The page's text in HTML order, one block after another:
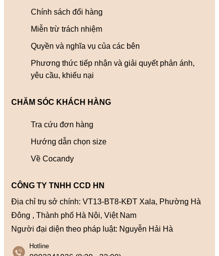
Chính sách đổi hàng
Miễn trừ trách nhiệm
Quyền và nghĩa vụ của các bên
Phương thức tiếp nhận và giải quyết phản ánh,
yêu cầu, khiếu nại
Hotline
CÔNG TY TNHH CCD HN
Địa chỉ trụ sở chính: VT13-BT8-KĐT Xala, Phường Hà
Đông , Thành phố Hà Nội, Việt Nam
Người đại diện theo pháp luật: Nguyễn Hải Hà
CHĂM SÓC KHÁCH HÀNG
Tra cứu đơn hàng
Hướng dẫn chọn size
Về Cocandy